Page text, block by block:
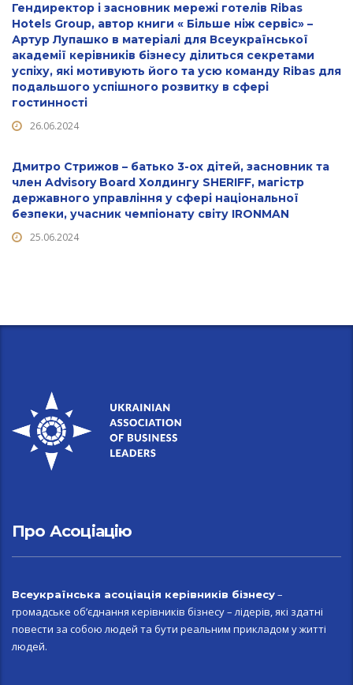
Гендиректор і засновник мережі готелів Ribas
Hotels Group, автор книги « Більше ніж сервіс» –
Артур Лупашко в матеріалі для Всеукраїнської
академії керівників бізнесу ділиться секретами
успіху, які мотивують його та усю команду Ribas для
подальшого успішного розвитку в сфері
гостинності
26.06.2024
Дмитро Стрижов – батько 3-ох дітей, засновник та
член Advisory Board Холдингу SHERIFF, магістр
державного управління у сфері національної
безпеки, учасник чемпіонату світу IRONMAN
25.06.2024
Про Асоціацію
Всеукраїнська асоціація керівників бізнесу–
громадське об’єднання керівників бізнесу – лідерів, які здатні
повести за собою людей та бути реальним прикладом у житті
людей.